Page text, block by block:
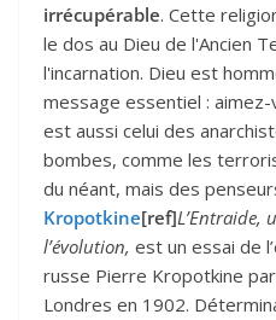
irrécupérable. Cette
le dos au Dieu de l'Ancien
l'incarnation. Dieu est
message essentiel :
est aussi celui des
bombes, comme les
du néant, mais des
Kropotkine[ref]L’Entraide,
l’évolution, est un essai de
russe Pierre Kropotkine
Londres en 1902.